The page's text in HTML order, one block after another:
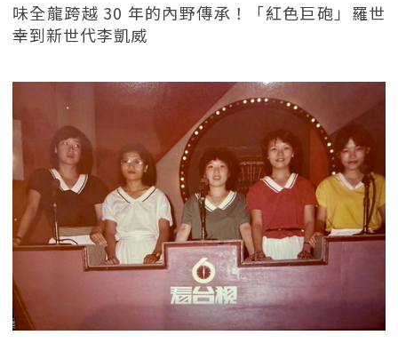
味全龍跨越 30 年的內野傳承！「紅色巨砲」羅世
幸到新世代李凱威